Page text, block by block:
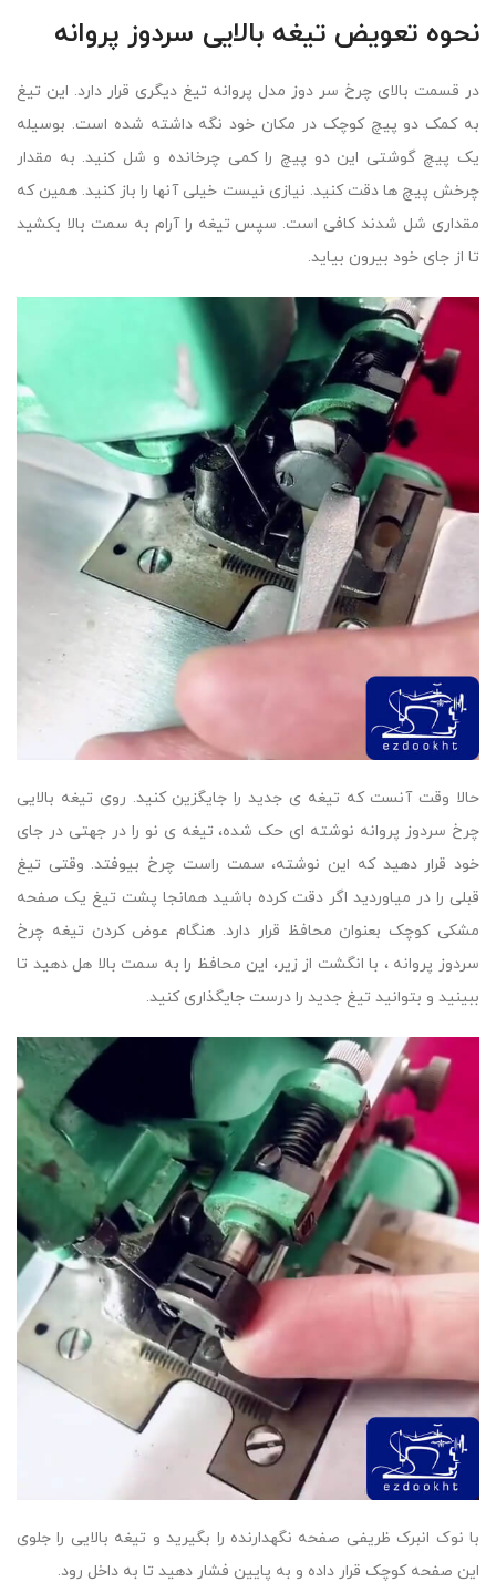
نحوه تعویض تیغه بالایی سردوز پروانه
در قسمت بالای چرخ سر دوز مدل پروانه تیغ دیگری قرار دارد. این تیغ
به کمک دو پیچ کوچک در مکان خود نگه داشته شده است. بوسیله
یک پیچ گوشتی این دو پیچ را کمی چرخانده و شل کنید. به مقدار
چرخش پیچ ها دقت کنید. نیازی نیست خیلی آنها را باز کنید. همین که
مقداری شل شدند کافی است. سپس تیغه را آرام به سمت بالا بکشید
تا از جای خود بیرون بیاید.
حالا وقت آنست که تیغه ی جدید را جایگزین کنید. روی تیغه بالایی
چرخ سردوز پروانه نوشته ای حک شده، تیغه ی نو را در جهتی در جای
خود قرار دهید که این نوشته، سمت راست چرخ بیوفتد. وقتی تیغ
قبلی را در میاوردید اگر دقت کرده باشید همانجا پشت تیغ یک صفحه
مشکی کوچک بعنوان محافظ قرار دارد. هنگام عوض کردن تیغه چرخ
سردوز پروانه ، با انگشت از زیر، این محافظ را به سمت بالا هل دهید تا
ببینید و بتوانید تیغ جدید را درست جایگذاری کنید.
با نوک انبرک ظریفی صفحه نگهدارنده را بگیرید و تیغه بالایی را جلوی
این صفحه کوچک قرار داده و به پایین فشار دهید تا به داخل رود.